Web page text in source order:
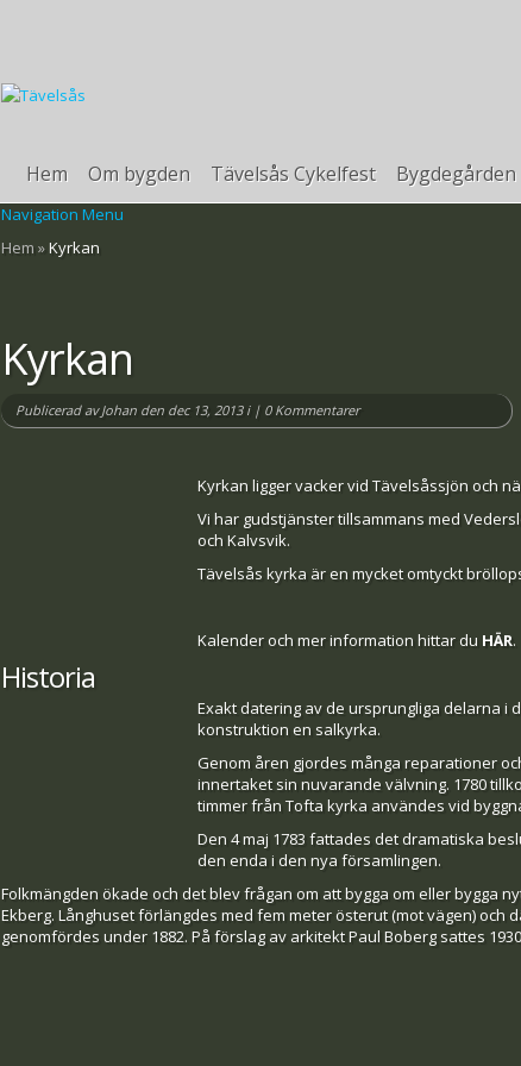
Hem Om bygden Tävelsås Cykelfest Bygdegården
Navigation Menu
Hem »Kyrkan
Kyrkan
Publicerad avJohan den dec 13, 2013 i | 0 Kommentarer
Kyrkan ligger vacker vid Tävelsåssjön och
Vi har gudstjänster tillsammans med
och Kalvsvik.
Tävelsås kyrka är en mycket omtyckt
Kalender och mer information hittar du HÄR.
Historia
Exakt datering av de ursprungliga delarna i
konstruktion en salkyrka.
Genom åren gjordes många reparationer
innertaket sin nuvarande välvning. 1780
timmer från Tofta kyrka användes vid
Den 4 maj 1783 fattades det dramatiska
den enda i den nya församlingen.
Folkmängden ökade och det blev frågan om att bygga om eller bygga
Ekberg. Långhuset förlängdes med fem meter österut (mot vägen)
genomfördes under 1882. På förslag av arkitekt Paul Boberg sattes